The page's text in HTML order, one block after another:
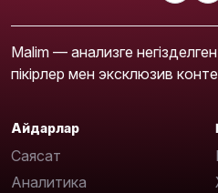
Malim — анализге
пікірлер мен эксклюзив
Айдарлар
Саясат
Аналитика